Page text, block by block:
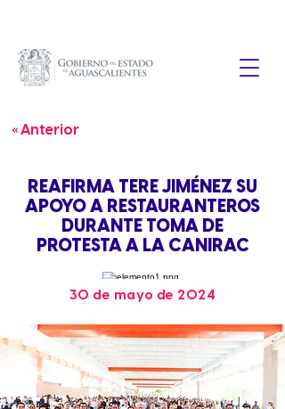
« Anterior
REAFIRMA TERE JIMÉNEZ SU
APOYO A RESTAURANTEROS
DURANTE TOMA DE
PROTESTA A LA CANIRAC
30 de mayo de 2024